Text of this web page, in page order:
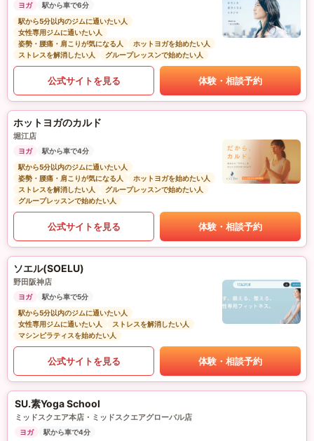
ヨガ
駅から車で6分
駅から5分以内のジムに通いたい人
女性専用ジムに通いたい人
姿勢・腰痛・肩こりが気になる人
ホットヨガを始めたい人
ストレスを解消したい人
グループレッスンで始めたい人
公式サイトを見る 体験・相談予約
ホットヨガのカルド
堀江店
ヨガ
駅から車で4分
駅から5分以内のジムに通いたい人
姿勢・腰痛・肩こりが気になる人
ホットヨガを始めたい人
ストレスを解消したい人
グループレッスンで始めたい人
グループレッスンで始めたい人
公式サイトを見る 体験・相談予約
ソエル(SOELU)
野田阪神店
ヨガ
駅から車で5分
駅から5分以内のジムに通いたい人
女性専用ジムに通いたい人
ストレスを解消したい人
マシンピラティスを始めたい人
公式サイトを見る 体験・相談予約
SU.素Yoga School
ミッドスクエア本店・ミッドスクエアグローバル店
ヨガ 駅から車で4分